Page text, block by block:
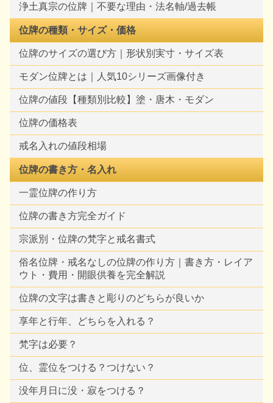
浄土真宗の位牌｜不要な理由・法名軸/過去帳
位牌の種類・サイズ・価格
位牌のサイズの選び方｜形状別実寸・サイズ表
モダン位牌とは｜人気10シリーズ画像付き
位牌の値段【種類別比較】塗・唐木・モダン
位牌の価格表
戒名入れの値段相場
位牌の書き方・名入れ
一霊位牌の作り方
位牌の書き方完全ガイド
宗派別・位牌の梵字と戒名書式
俗名位牌・戒名なしの位牌の作り方｜書き方・レイア
ウト・費用・開眼供養を完全解説
位牌の文字は書きと彫りのどちらが良いか
享年と行年、どちらを入れる？
梵字は必要？
位、霊位をつける？つけない？
没年月日に没・寂をつける？